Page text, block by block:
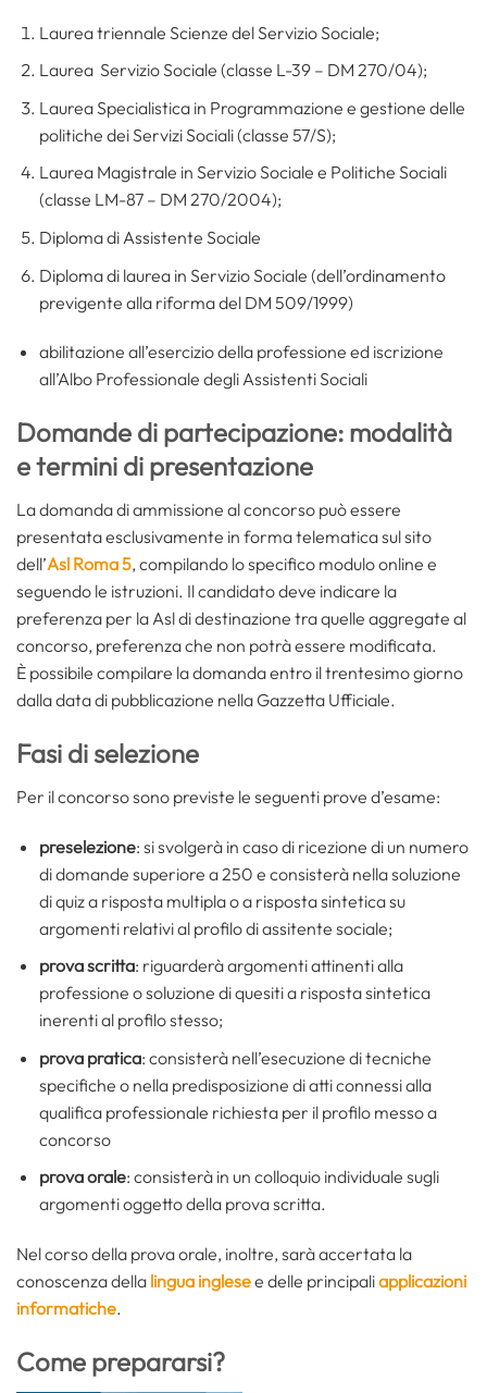
Laurea triennale Scienze del Servizio Sociale;
Laurea Servizio Sociale (classe L-39 – DM 270/04);
Laurea Specialistica in Programmazione e gestione delle
politiche dei Servizi Sociali (classe 57/S);
Laurea Magistrale in Servizio Sociale e Politiche Sociali
(classe LM-87 – DM 270/2004);
Diploma di Assistente Sociale
Diploma di laurea in Servizio Sociale (dell’ordinamento
previgente alla riforma del DM 509/1999)
abilitazione all’esercizio della professione ed iscrizione
all’Albo Professionale degli Assistenti Sociali
Domande di partecipazione: modalità
e termini di presentazione
La domanda di ammissione al concorso può essere
presentata esclusivamente in forma telematica sul sito
dell’Asl Roma 5, compilando lo specifico modulo online e
seguendo le istruzioni. Il candidato deve indicare la
preferenza per la Asl di destinazione tra quelle aggregate al
concorso, preferenza che non potrà essere modificata.
È possibile compilare la domanda entro il trentesimo giorno
dalla data di pubblicazione nella Gazzetta Ufficiale.
Fasi di selezione
Per il concorso sono previste le seguenti prove d’esame:
preselezione: si svolgerà in caso di ricezione di un numero
di domande superiore a 250 e consisterà nella soluzione
di quiz a risposta multipla o a risposta sintetica su
argomenti relativi al profilo di assitente sociale;
prova scritta: riguarderà argomenti attinenti alla
professione o soluzione di quesiti a risposta sintetica
inerenti al profilo stesso;
prova pratica: consisterà nell’esecuzione di tecniche
specifiche o nella predisposizione di atti connessi alla
qualifica professionale richiesta per il profilo messo a
concorso
prova orale: consisterà in un colloquio individuale sugli
argomenti oggetto della prova scritta.
Nel corso della prova orale, inoltre, sarà accertata la
conoscenza della lingua inglesee delle principaliapplicazioni
informatiche.
Come prepararsi?